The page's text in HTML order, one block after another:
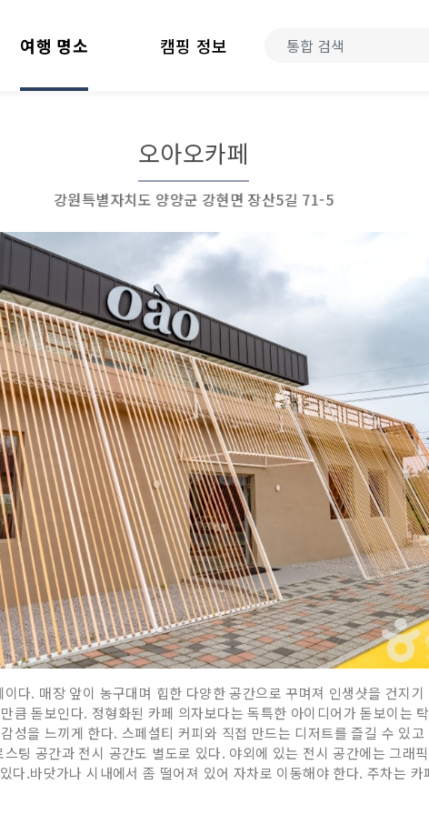
여행 명소 캠핑 정보
오아오카페
강원특별자치도 양양군 강현면 장산5길 71-5
다. 매장 앞이 농구대며 힙한 다양한 공간으로 꾸며져 인생샷을 건지
큼 돋보인다. 정형화된 카페 의자보다는 독특한 아이디어가 돋보이는
성을 느끼게 한다. 스페셜티 커피와 직접 만드는 디저트를 즐길 수 있
팅 공간과 전시 공간도 별도로 있다. 야외에 있는 전시 공간에는 그래
다.바닷가나 시내에서 좀 떨어져 있어 자차로 이동해야 한다. 주차는 카